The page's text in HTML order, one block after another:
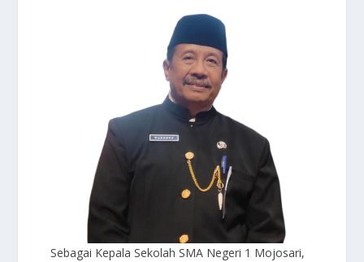
Sebagai Kepala Sekolah SMA Negeri 1 Mojosari,